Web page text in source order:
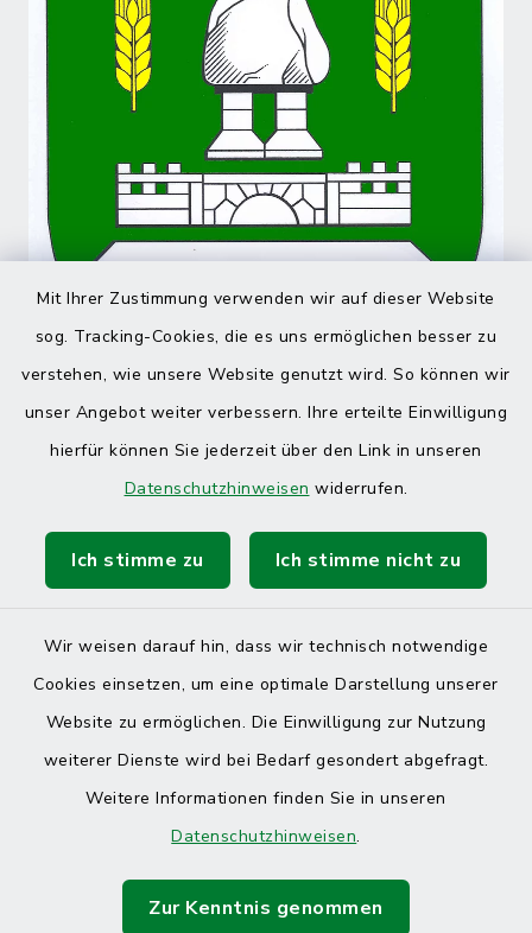
Mit Ihrer Zustimmung verwenden wir auf dieser Website
sog. Tracking-Cookies, die es uns ermöglichen besser zu
verstehen, wie unsere Website genutzt wird. So können wir
unser Angebot weiter verbessern. Ihre erteilte Einwilligung
hierfür können Sie jederzeit über den Link in unseren
Datenschutzhinweisen widerrufen.
Ich stimme zu Ich stimme nicht zu
Wir weisen darauf hin, dass wir technisch notwendige
Cookies einsetzen, um eine optimale Darstellung unserer
Website zu ermöglichen. Die Einwilligung zur Nutzung
weiterer Dienste wird bei Bedarf gesondert abgefragt.
Weitere Informationen finden Sie in unseren
Datenschutzhinweisen.
Zur Kenntnis genommen
Kontakt
Datenschutz
Impressum
Sitemap
Cookie-Einstellungen